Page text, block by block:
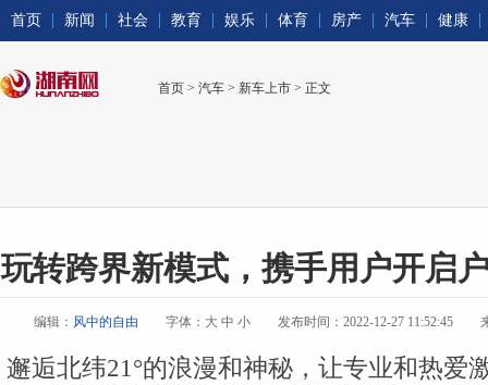
首页 新闻 社会 教育 娱乐 体育 房产 汽车 健康
首页 > 汽车 > 新车上市 > 正文
玩转跨界新模式，携手用户开启
编辑： 风中的自由 字体： 大 中 小 发布时间：2022-12-27 11:52:45
邂逅北纬21°的浪漫和神秘，让专业和热爱